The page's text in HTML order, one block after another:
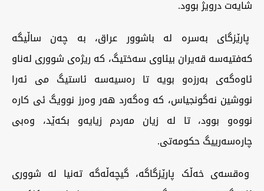
شایەت درویژ بوود.
پارێزگای بەسرە لە باشوور عراق، بە چەن ساڵیگە
کەفتیەسە قەیران بیئاوی سەختیگ، کە ریژەی شووری لەناو
ئاوەگەی بەرزەو بویە تا رەسیەسە ئاستیگ می ئەرا
نووشین نەگونجیاس، کە وەگەرد هەر وەرز نوویگ ئی کارە
نووەو بوود، تا لە زیان مەردم زیایەو بکەێد، وەبی
چارەسەرییگ حکومەتی.
وەقسەی خەڵک پارێزگاگە، گیچەڵەگە تەنیا لە شووری